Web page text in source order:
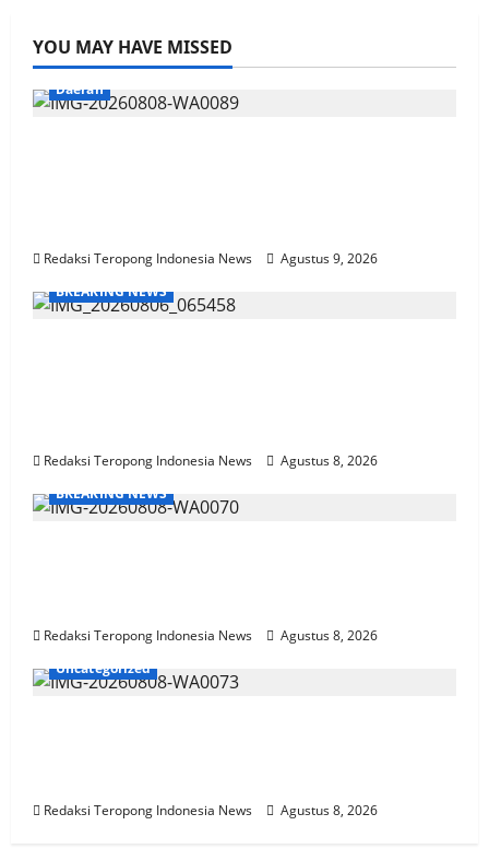
YOU MAY HAVE MISSED
Daerah
Redaksi Teropong Indonesia News
Agustus 9, 2026
BREAKING NEWS
Redaksi Teropong Indonesia News
Agustus 8, 2026
BREAKING NEWS
Redaksi Teropong Indonesia News
Agustus 8, 2026
Uncategorized
Redaksi Teropong Indonesia News Agustus 8, 2026